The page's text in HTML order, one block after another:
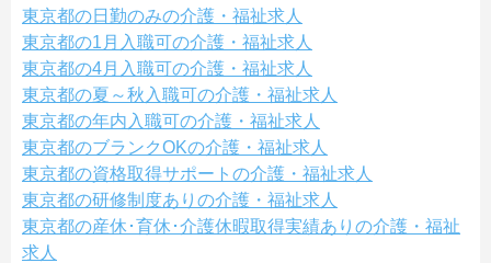
東京都の日勤のみの介護・福祉求人
東京都の1月入職可の介護・福祉求人
東京都の4月入職可の介護・福祉求人
東京都の夏～秋入職可の介護・福祉求人
東京都の年内入職可の介護・福祉求人
東京都のブランクOKの介護・福祉求人
東京都の資格取得サポートの介護・福祉求人
東京都の研修制度ありの介護・福祉求人
東京都の産休･育休･介護休暇取得実績ありの介護・福祉
求人